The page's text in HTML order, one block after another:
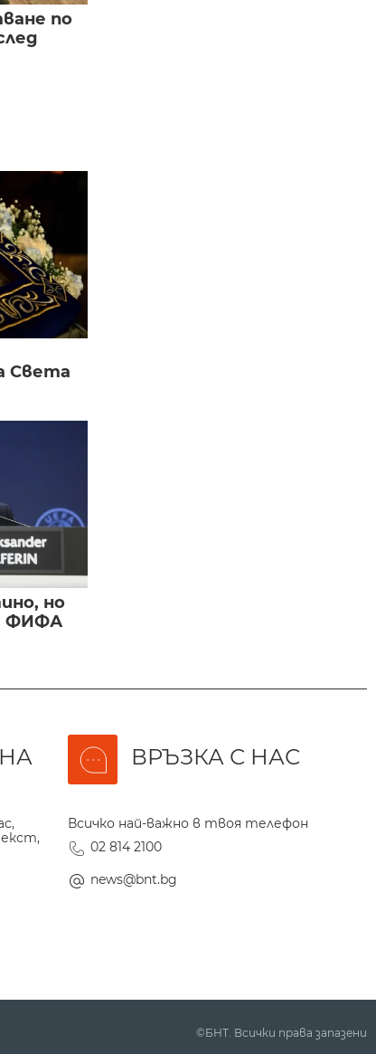
по
Света
но
ФИФА
ВРЪЗКА С НАС
Всичко най-важно в твоя телефон
02 814 2100
news@bnt.bg
©БНТ. Всички права запазени